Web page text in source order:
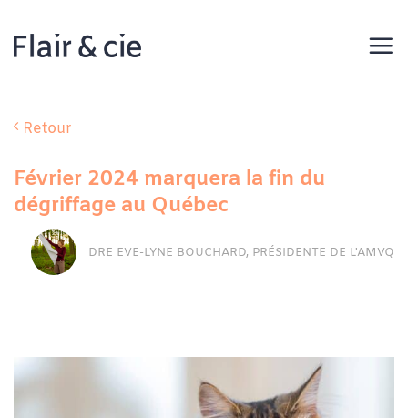
contenu
Retour
Février 2024 marquera la fin du
dégriffage au Québec
DRE EVE-LYNE BOUCHARD, PRÉSIDENTE DE L'AMVQ